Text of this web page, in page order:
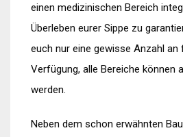
einen medizinischen Bereich
Überleben eurer Sippe zu
euch nur eine gewisse Anzahl an
Verfügung, alle Bereiche können
werden.
Neben dem schon erwähnten